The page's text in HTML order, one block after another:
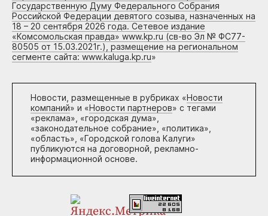
Государственную Думу Федерального Собрания
Российской Федерации девятого созыва, назначенных на
18 – 20 сентября 2026 года. Сетевое издание
«Комсомольская правда» www.kp.ru (св-во Эл № ФС77-
80505 от 15.03.2021г.), размещение на региональном
сегменте сайта: www.kaluga.kp.ru»
Новости, размещенные в рубриках «Новости
компаний» и «Новости партнеров» с тегами
«реклама», «городская дума»,
«законодательное собрание», «политика»,
«область», «Городской голова Калуги»
публикуются на договорной, рекламно-
информационной основе.